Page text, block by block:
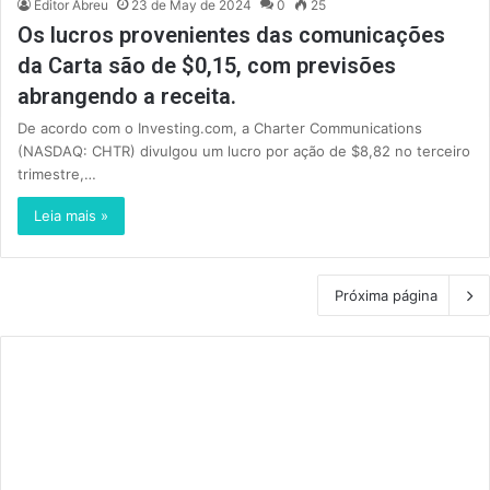
Editor Abreu 23 de May de 2024 0 25
Os lucros provenientes das comunicações
da Carta são de $0,15, com previsões
abrangendo a receita.
De acordo com o Investing.com, a Charter Communications
(NASDAQ: CHTR) divulgou um lucro por ação de $8,82 no terceiro
trimestre,…
Leia mais »
Próxima página